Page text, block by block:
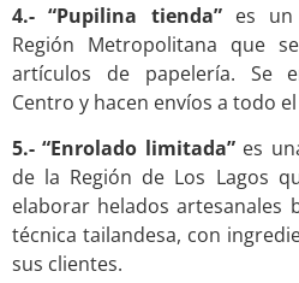
4.- “Pupilina tienda”es un
Región Metropolitana que
artículos de papelería. Se
Centro y hacen envíos a todo
5.- “Enrolado limitada”es
de la Región de Los Lagos
elaborar helados artesanales
técnica tailandesa, con
sus clientes.